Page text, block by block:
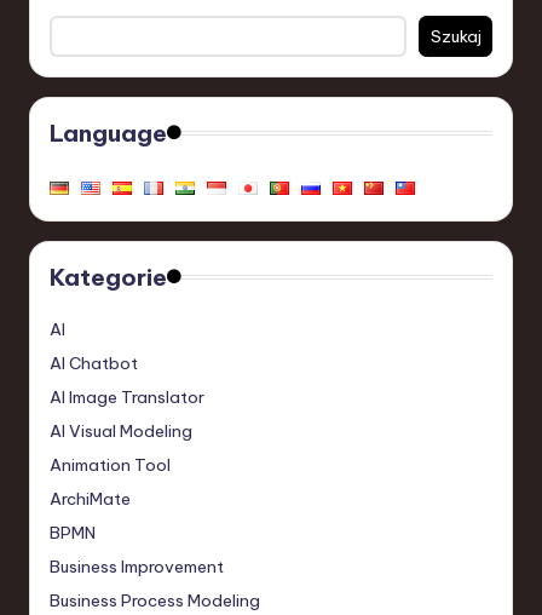
Szukaj
Language
Kategorie
AI
AI Chatbot
AI Image Translator
AI Visual Modeling
Animation Tool
ArchiMate
BPMN
Business Improvement
Business Process Modeling